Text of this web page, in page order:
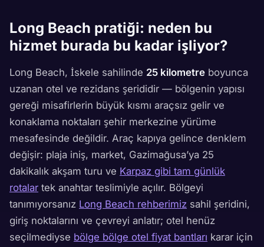
Long Beach pratiği: neden bu
hizmet burada bu kadar işliyor?
Long Beach, İskele sahilinde 25 kilometre boyunca
uzanan otel ve rezidans şerididir — bölgenin yapısı
gereği misafirlerin büyük kısmı araçsız gelir ve
konaklama noktaları şehir merkezine yürüme
mesafesinde değildir. Araç kapıya gelince denklem
değişir: plaja iniş, market, Gazimağusa’ya 25
dakikalık akşam turu ve Karpaz gibi tam günlük
rotalar tek anahtar teslimiyle açılır. Bölgeyi
tanımıyorsanız Long Beach rehberimiz sahil şeridini,
giriş noktalarını ve çevreyi anlatır; otel henüz
seçilmediyse bölge bölge otel fiyat bantları karar için